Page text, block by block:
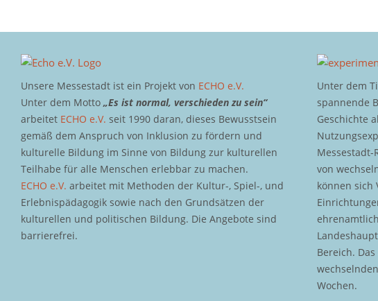
Unsere Messestadt ist ein Projekt von ECHO e.V.
Unter dem Motto „Es ist normal, verschieden zu sein“
arbeitet ECHO e.V. seit 1990 daran, dieses Bewusstsein
gemäß dem Anspruch von Inklusion zu fördern und
kulturelle Bildung im Sinne von Bildung zur kulturellen
Teilhabe für alle Menschen erlebbar zu machen.
ECHO e.V. arbeitet mit Methoden der Kultur-, Spiel-, und
Erlebnispädagogik sowie nach den Grundsätzen der
kulturellen und politischen Bildung. Die Angebote sind
barrierefrei.
Unter dem
spannende
Geschichte
Messestadt-
von
können sich
Bereich.
Wochen.